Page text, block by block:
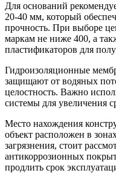
Для оснований
20-40 мм, который
прочность. При выборе
маркам не ниже 400, а
пластификаторов для
Гидроизоляционные
защищают от водяных
целостность. Важно
системы для увеличения
Место нахождения
объект расположен в
загрязнения, стоит
антикоррозионных
продлить срок